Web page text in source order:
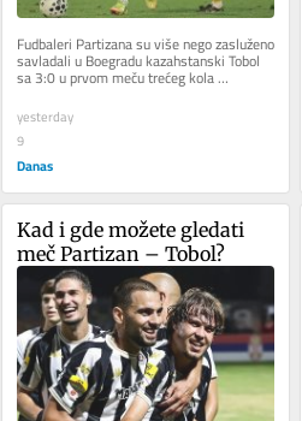
Fudbaleri Partizana su više nego zasluženo
savladali u Boegradu kazahstanski Tobol
sa 3:0 u prvom meču trećeg kola
kvalifikacija za Ligu...
yesterday
9
Danas
Kad i gde možete gledati
meč Partizan – Tobol?